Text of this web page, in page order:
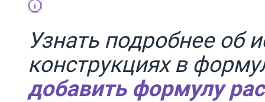
Узнать подробнее об
конструкциях в
добавить формулу